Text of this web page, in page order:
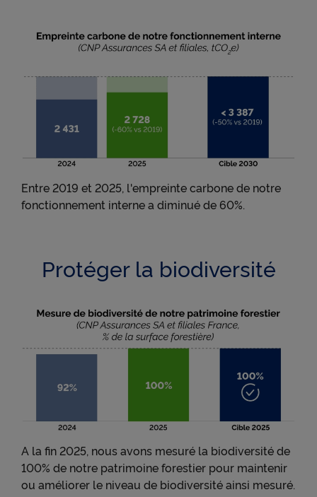
Entre 2019 et 2025, l'empreinte carbone de notre
fonctionnement interne a diminué de 60%.
Protéger la biodiversité
A la fin 2025, nous avons mesuré la biodiversité de
100% de notre patrimoine forestier pour maintenir
ou améliorer le niveau de biodiversité ainsi mesuré.